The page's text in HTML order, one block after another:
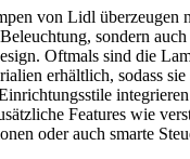
von Lidl überzeugen
sondern
Oftmals sind die
erhältlich, sodass
Features wie
oder auch smarte